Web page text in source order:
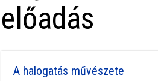
előadás
A halogatás művészete